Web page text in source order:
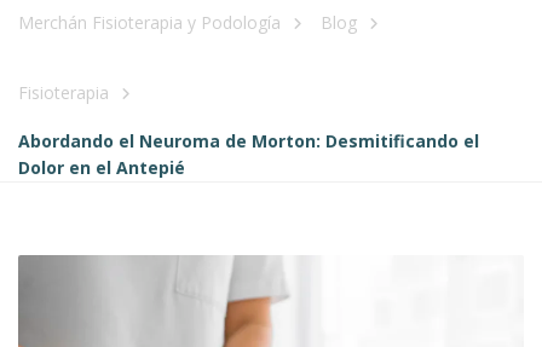
Merchán Fisioterapia y Podología Blog
Fisioterapia
Abordando el Neuroma de Morton: Desmitificando el
Dolor en el Antepié